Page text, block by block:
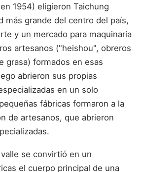
1954) eligieron Taichung
más grande del centro del país,
y un mercado para maquinaria
artesanos ("heishou", obreros
grasa) formados en esas
abrieron sus propias
en un solo
fábricas formaron a la
de artesanos, que abrieron
se convirtió en un
el cuerpo principal de una